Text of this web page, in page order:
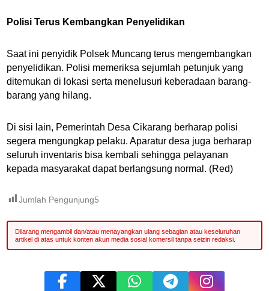
Polisi Terus Kembangkan Penyelidikan
Saat ini penyidik Polsek Muncang terus mengembangkan
penyelidikan. Polisi memeriksa sejumlah petunjuk yang
ditemukan di lokasi serta menelusuri keberadaan barang-
barang yang hilang.
Di sisi lain, Pemerintah Desa Cikarang berharap polisi
segera mengungkap pelaku. Aparatur desa juga berharap
seluruh inventaris bisa kembali sehingga pelayanan
kepada masyarakat dapat berlangsung normal. (Red)
Jumlah Pengunjung5